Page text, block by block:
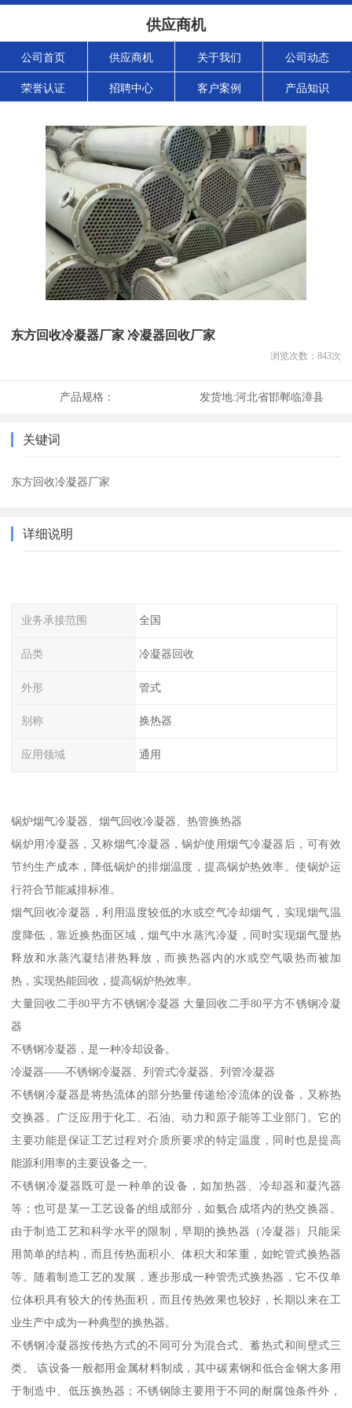
供应商机
公司首页 供应商机 关于我们 公司动态
荣誉认证 招聘中心 客户案例 产品知识
东方回收冷凝器厂家 冷凝器回收厂家
浏览次数： 843次
产品规格： 发货地:河北省邯郸临漳县
关键词
东方回收冷凝器厂家
详细说明
业务承接范围 全国
品类 冷凝器回收
外形 管式
别称 换热器
应用领域 通用
锅炉烟气冷凝器、烟气回收冷凝器、热管换热器
锅炉用冷凝器，又称烟气冷凝器，锅炉使用烟气冷凝器后，可有效
节约生产成本，降低锅炉的排烟温度，提高锅炉热效率。使锅炉运
行符合节能减排标准。
烟气回收冷凝器，利用温度较低的水或空气冷却烟气，实现烟气温
度降低，靠近换热面区域，烟气中水蒸汽冷凝，同时实现烟气显热
释放和水蒸汽凝结潜热释放，而换热器内的水或空气吸热而被加
热，实现热能回收，提高锅炉热效率。
大量回收二手80平方不锈钢冷凝器 大量回收二手80平方不锈钢冷凝
器
不锈钢冷凝器，是一种冷却设备。
冷凝器——不锈钢冷凝器、列管式冷凝器、列管冷凝器
不锈钢冷凝器是将热流体的部分热量传递给冷流体的设备，又称热
交换器。广泛应用于化工、石油、动力和原子能等工业部门。它的
主要功能是保证工艺过程对介质所要求的特定温度，同时也是提高
能源利用率的主要设备之一。
不锈钢冷凝器既可是一种单的设备，如加热器、冷却器和凝汽器
等；也可是某一工艺设备的组成部分，如氨合成塔内的热交换器。
由于制造工艺和科学水平的限制，早期的换热器（冷凝器）只能采
用简单的结构，而且传热面积小、体积大和笨重，如蛇管式换热器
等。随着制造工艺的发展，逐步形成一种管壳式换热器，它不仅单
位体积具有较大的传热面积，而且传热效果也较好，长期以来在工
业生产中成为一种典型的换热器。
不锈钢冷凝器按传热方式的不同可分为混合式、蓄热式和间壁式三
类。 该设备一般都用金属材料制成，其中碳素钢和低合金钢大多用
于制造中、低压换热器；不锈钢除主要用于不同的耐腐蚀条件外，